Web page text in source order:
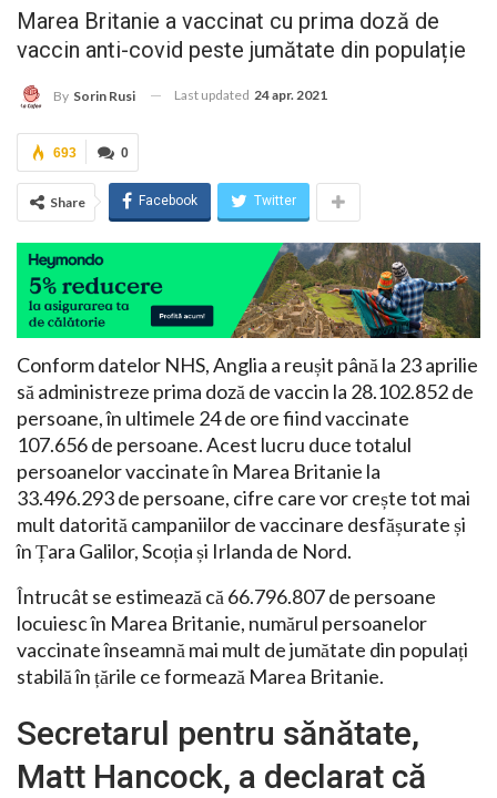
Marea Britanie a vaccinat cu prima doză de
vaccin anti-covid peste jumătate din populație
By Sorin Rusi Last updated 24 apr. 2021
0
693
Share Facebook Twitter
Conform datelor NHS, Anglia a reușit până la 23 aprilie
să administreze prima doză de vaccin la 28.102.852 de
persoane, în ultimele 24 de ore fiind vaccinate
107.656 de persoane. Acest lucru duce totalul
persoanelor vaccinate în Marea Britanie la
33.496.293 de persoane, cifre care vor crește tot mai
mult datorită campaniilor de vaccinare desfășurate și
în Țara Galilor, Scoția și Irlanda de Nord.
Întrucât se estimează că 66.796.807 de persoane
locuiesc în Marea Britanie, numărul persoanelor
vaccinate înseamnă mai mult de jumătate din populați
stabilă în țările ce formează Marea Britanie.
Secretarul pentru sănătate,
Matt Hancock, a declarat că